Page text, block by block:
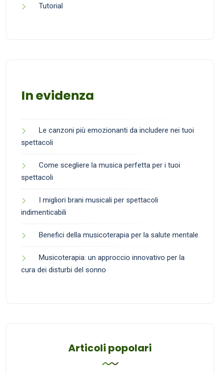
Tutorial
In evidenza
Le canzoni più emozionanti da includere nei tuoi
spettacoli
Come scegliere la musica perfetta per i tuoi
spettacoli
I migliori brani musicali per spettacoli
indimenticabili
Benefici della musicoterapia per la salute mentale
Musicoterapia: un approccio innovativo per la
cura dei disturbi del sonno
Articoli popolari